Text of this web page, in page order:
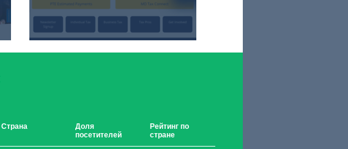
Страна
Доля
посетителей
Рейтинг по
стране